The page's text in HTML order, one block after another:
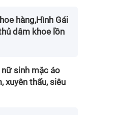
hàng,Hình Gái
dâm khoe lồn
sinh mặc áo
xuyên thấu, siêu